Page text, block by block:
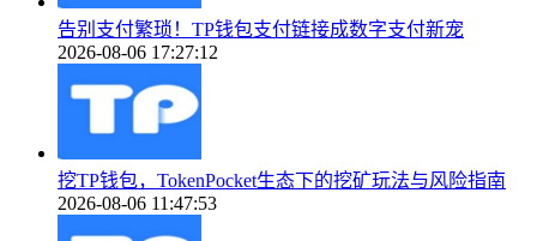
告别支付繁琐！TP钱包支付链接成数字支付新宠
2026-08-06 17:27:12
挖TP钱包，TokenPocket生态下的挖矿玩法与风险指南
2026-08-06 11:47:53